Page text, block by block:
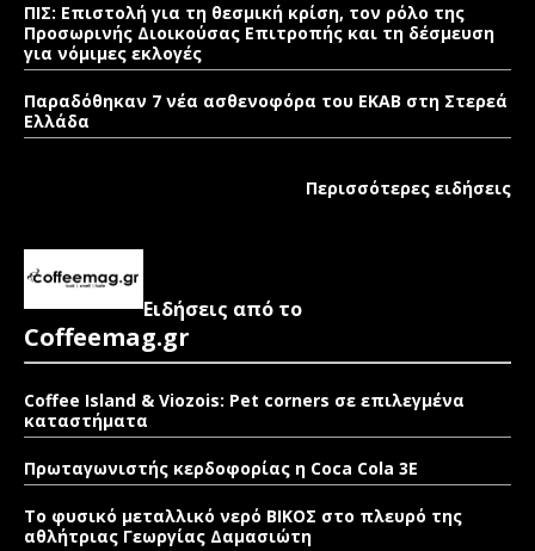
ΠΙΣ: Επιστολή για τη θεσμική κρίση, τον ρόλο της
Προσωρινής Διοικούσας Επιτροπής και τη δέσμευση
για νόμιμες εκλογές
Παραδόθηκαν 7 νέα ασθενοφόρα του ΕΚΑΒ στη Στερεά
Ελλάδα
Περισσότερες ειδήσεις
Ειδήσεις από το
Coffeemag.gr
Coffee Island & Viozois: Pet corners σε επιλεγμένα
καταστήματα
Πρωταγωνιστής κερδοφορίας η Coca Cola 3E
Το φυσικό μεταλλικό νερό ΒΙΚΟΣ στο πλευρό της
αθλήτριας Γεωργίας Δαμασιώτη